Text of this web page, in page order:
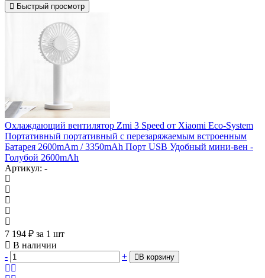
Быстрый просмотр
Охлаждающий вентилятор Zmi 3 Speed от Xiaomi Eco-System
Портативный портативный с перезаряжаемым встроенным
Батарея 2600mAm / 3350mAh Порт USB Удобный мини-вен -
Голубой 2600mAh
Артикул: -
7 194 ₽ за 1 шт
В наличии
-
+ В корзину